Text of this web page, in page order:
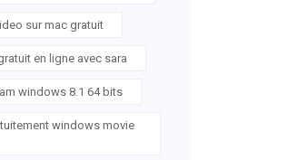
sur mac gratuit
en ligne avec sara
windows 8.1 64 bits
windows movie